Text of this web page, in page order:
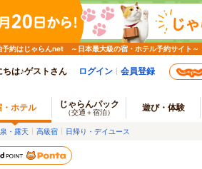
予約はじゃらんnet ～日本最大級の宿・ホテル予約サイト～
ちは♪ゲストさん ログイン 会員登録
・ホテル じゃらんパック
（交通＋宿泊） 遊び・体験
・露天 高級宿 日帰り・デイユース